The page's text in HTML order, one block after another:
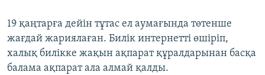
19 қаңтарға дейін тұтас ел аумағында төтенше
жағдай жариялаған. Билік интернетті өшіріп,
халық билікке жақын ақпарат құралдарынан басқа
балама ақпарат ала алмай қалды.